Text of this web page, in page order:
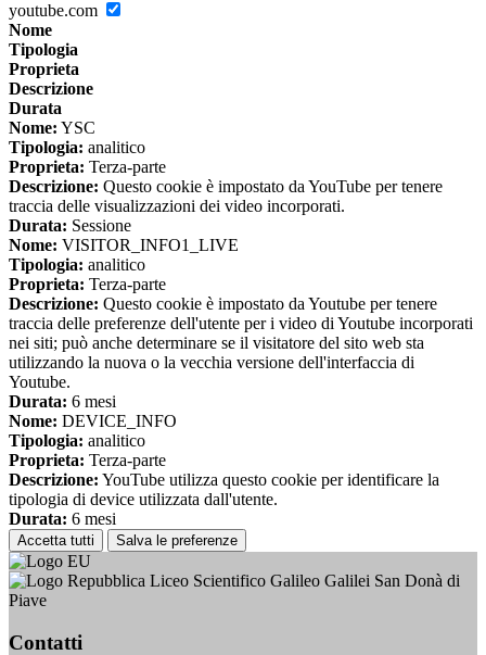
youtube.com
Nome
Tipologia
Proprieta
Descrizione
Durata
Nome: YSC
Tipologia: analitico
Proprieta: Terza-parte
Descrizione: Questo cookie è impostato da YouTube per tenere
traccia delle visualizzazioni dei video incorporati.
Durata: Sessione
Nome: VISITOR_INFO1_LIVE
Tipologia: analitico
Proprieta: Terza-parte
Descrizione: Questo cookie è impostato da Youtube per tenere
traccia delle preferenze dell'utente per i video di Youtube incorporati
nei siti; può anche determinare se il visitatore del sito web sta
utilizzando la nuova o la vecchia versione dell'interfaccia di
Youtube.
Durata: 6 mesi
Nome: DEVICE_INFO
Tipologia: analitico
Proprieta: Terza-parte
Descrizione: YouTube utilizza questo cookie per identificare la
tipologia di device utilizzata dall'utente.
Durata: 6 mesi
Accetta tutti Salva le preferenze
Liceo Scientifico Galileo Galilei San Donà di
Piave
Contatti